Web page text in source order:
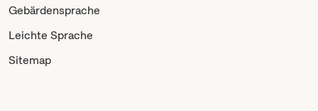
Gebärdensprache
Leichte Sprache
Sitemap